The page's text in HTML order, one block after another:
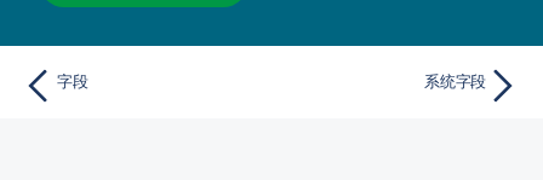
字段 系统字段